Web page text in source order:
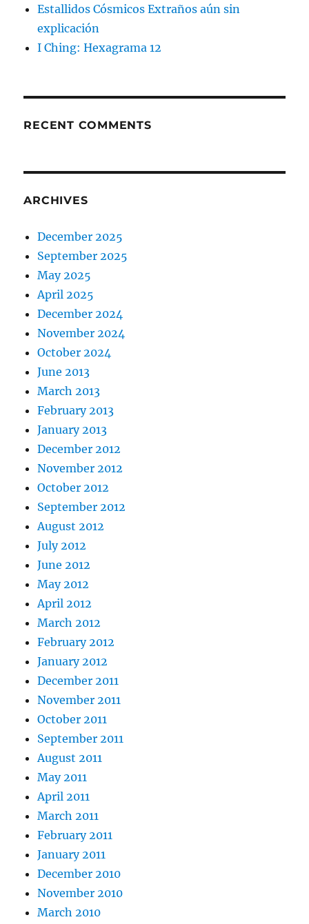
Estallidos Cósmicos Extraños aún sin
explicación
I Ching: Hexagrama 12
RECENT COMMENTS
ARCHIVES
December 2025
September 2025
May 2025
April 2025
December 2024
November 2024
October 2024
June 2013
March 2013
February 2013
January 2013
December 2012
November 2012
October 2012
September 2012
August 2012
July 2012
June 2012
May 2012
April 2012
March 2012
February 2012
January 2012
December 2011
November 2011
October 2011
September 2011
August 2011
May 2011
April 2011
March 2011
February 2011
January 2011
December 2010
November 2010
March 2010